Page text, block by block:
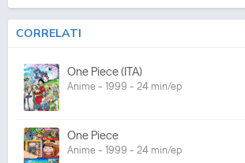
CORRELATI
One Piece (ITA)
Anime - 1999 - 24 min/ep
One Piece
Anime - 1999 - 24 min/ep